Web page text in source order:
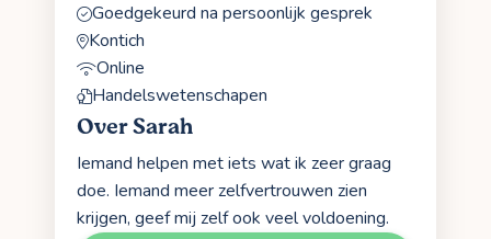
Goedgekeurd na persoonlijk gesprek
Kontich
Online
Handelswetenschapen
Over Sarah
Iemand helpen met iets wat ik zeer graag
doe. Iemand meer zelfvertrouwen zien
krijgen, geef mij zelf ook veel voldoening.